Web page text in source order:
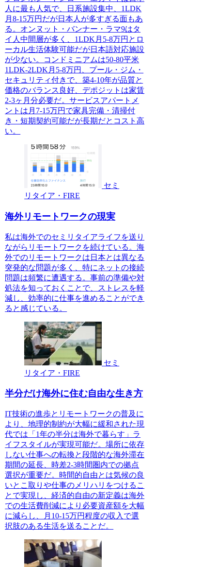
人に最も人気で、日系施設集中、1LDK
月8-15万円だが日本人が多すぎる面もあ
る。オンヌット・バンナー・ラマ9はタ
イ人中間層が多く、1LDK月5-8万円とロ
ーカル生活体験可能だが日本語対応施設
が少ない。コンドミニアムは50-80平米
1LDK-2LDK月5-8万円、プール・ジム・
セキュリティ付きで、築4-10年が品質と
価格のバランス良好、デポジットは家賃
2-3ヶ月分必要だ。サービスアパートメ
ントは月7-15万円で家具完備・清掃付
き・短期契約可能だが長期だとコスト高
い。
セミ
リタイア・FIRE
海外リモートワークの現実
私は海外でのセミリタイアライフを送り
ながらリモートワークを続けている。海
外でのリモートワークは日本とは異なる
突発的な問題が多く、特にネットの接続
問題は頻繁に遭遇する。事前の準備や対
処法を知っておくことで、ストレスを軽
減し、効率的に仕事を進めることができ
ると感じている。
セミ
リタイア・FIRE
半分だけ海外に住む自由な生き方
IT技術の進歩とリモートワークの普及に
より、地理的制約が大幅に緩和された現
代では「1年の半分は海外で暮らす」ラ
イフスタイルが実現可能だ。場所に依存
しない仕事への転換と段階的な海外滞在
期間の延長、時差2-3時間圏内での拠点
選択が重要だ。時間的自由とは気候の良
いとこ取りや仕事のメリハリをつけるこ
とで実現し、経済的自由の新定義は海外
での生活費削減により必要資産額を大幅
に減らし、月10-15万円程度の収入で選
択肢のある生活を送ることだ。